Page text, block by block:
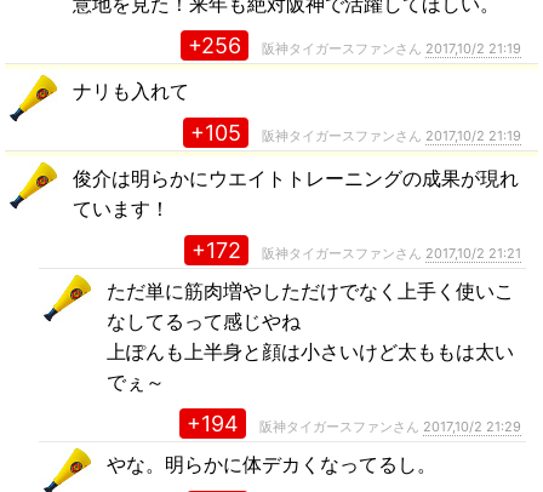
+256 阪神タイガースファンさん 2017,10/2 21:19
ナリも入れて
+105 阪神タイガースファンさん 2017,10/2 21:19
俊介は明らかにウエイトトレーニングの成果が現れ
ています！
+172 阪神タイガースファンさん 2017,10/2 21:21
ただ単に筋肉増やしただけでなく上手く使いこ
なしてるって感じやね
上ぽんも上半身と顔は小さいけど太ももは太い
でぇ～
+194 阪神タイガースファンさん 2017,10/2 21:29
やな。明らかに体デカくなってるし。